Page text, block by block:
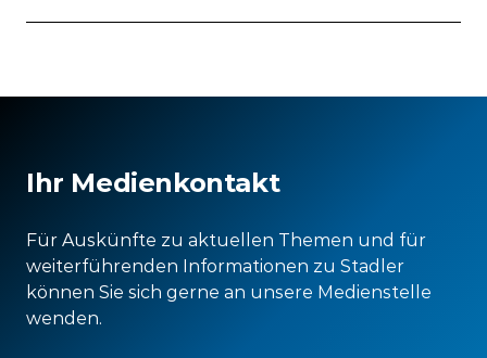
Ihr Medienkontakt
Für Auskünfte zu aktuellen Themen und für
weiterführenden Informationen zu Stadler
können Sie sich gerne an unsere Medienstelle
wenden.